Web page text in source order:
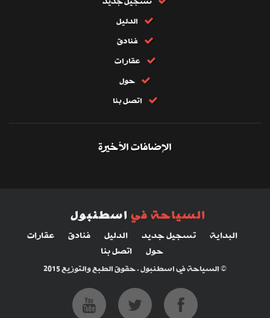
الدليل
فنادق
عقارات
حول
اتصل بنا
الإضافات الأخيرة
السياحة فياسطنبول
البداية تسجيل جديد الدليل فنادق
عقارات
حول
اتصل بنا
© السياحة في اسطنبول . حقوق الطبع والتوزيع 2015